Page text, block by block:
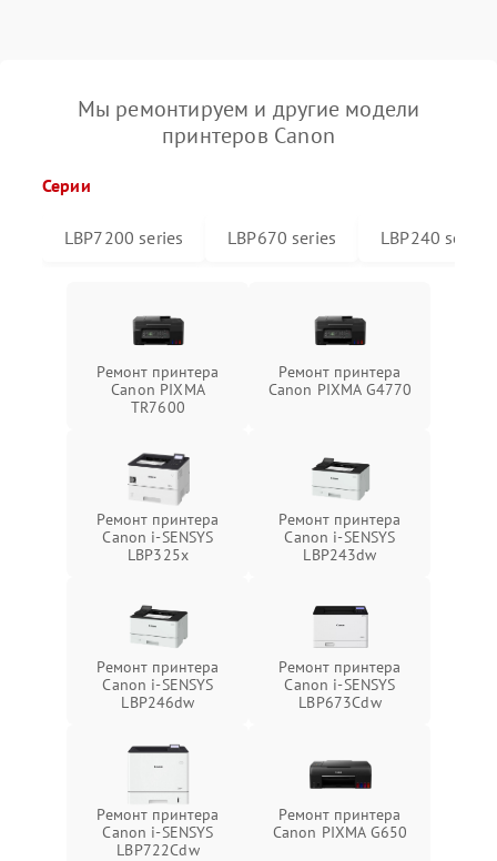
Мы ремонтируем и другие модели
принтеров Canon
Серии
LBP7200 series LBP670 series LBP240 series
Ремонт принтера
Canon PIXMA
TR7600
Ремонт принтера
Canon PIXMA G4770
Ремонт принтера
Canon i-SENSYS
LBP325x
Ремонт принтера
Canon i-SENSYS
LBP243dw
Ремонт принтера
Canon i-SENSYS
LBP246dw
Ремонт принтера
Canon i-SENSYS
LBP673Cdw
Ремонт принтера
Canon i-SENSYS
LBP722Cdw
Ремонт принтера
Canon PIXMA G650